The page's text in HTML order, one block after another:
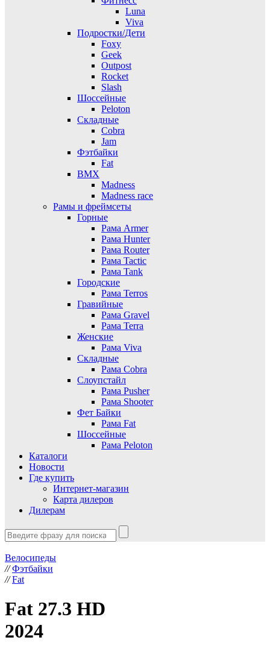
Luna
Viva
Подростки/Дети
Foxy
Geek
Outpost
Rocket
Slash
Шоссейные
Peloton
Складные
Cobra
Jam
Фэтбайки
Fat
BMX
Madness
Madness race
Рамы и фреймсеты
Горные
Рама Armer
Рама Hunter
Рама Router
Рама Tactic
Рама Tank
Городские
Рама Terros
Гравийные
Рама Gravel
Рама Terra
Женские
Рама Viva
Складные
Рама Cobra
Слоупстайл
Рама Pusher
Рама Shooter
Фет Байки
Рама Fat
Шоссейные
Рама Peloton
Каталоги
Новости
Где купить
Интернет-магазин
Карта дилеров
Дилерам
Велосипеды
// Фэтбайки
// Fat
Fat 27.3 HD
2024